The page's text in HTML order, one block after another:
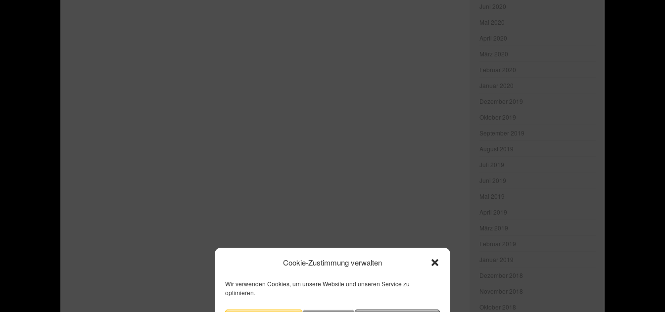
Cookie-Zustimmung verwalten
Wir verwenden Cookies, um unsere Website und unseren Service zu
optimieren.
Juni 2020
Mai 2020
April 2020
März 2020
Februar 2020
Januar 2020
Dezember 2019
Oktober 2019
September 2019
August 2019
Juli 2019
Juni 2019
Mai 2019
April 2019
März 2019
Februar 2019
Januar 2019
Dezember 2018
November 2018
Oktober 2018